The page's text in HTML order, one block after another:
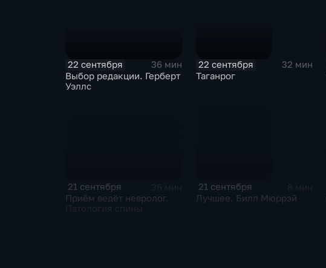
22 сентября
36 мин
Выбор редакции. Герберт
Уэллс
22 сентября
32 мин
Таганрог
21 сентября
Приём ведёт невролог.
21 сентября
Лучшее. Билл Мюррэй